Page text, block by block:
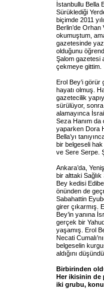
İstanbullu Bella
Sürüklediği
biçimde 2011
Berlin’de Orhan
okumuştum,
gazetesinde
olduğunu
Şalom gazetesi
çekmeye gittim.
Erol Bey’i görür
hayatı olmuş.
gazetecilik
sürülüyor, sonra
alamayınca
Seza Hanım da
yaparken Dora
Bella’yı
bir belgeseli hak
ve Sere Serpe.
Ankara’da,
bir alttaki
Bey kedisi
önünden de
Sabahattin
girer çıkarmış.
Bey’in yanına
gerçek bir
yaşamış. Erol
Necati
belgeselin
aldığını
Birbirinden
Her ikisinin de
iki grubu,